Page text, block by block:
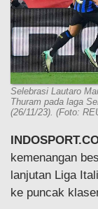
Selebrasi Lautaro
Thuram pada laga
(26/11/23). (Foto:
kemenangan
lanjutan Liga
ke puncak